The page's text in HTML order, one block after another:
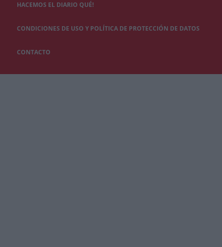
HACEMOS EL DIARIO QUÉ!
CONDICIONES DE USO Y POLÍTICA DE PROTECCIÓN DE DATOS
CONTACTO